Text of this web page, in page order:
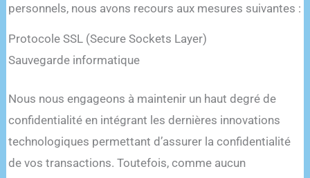
personnels, nous avons recours aux mesures suivantes :
Protocole SSL (Secure Sockets Layer)
Sauvegarde informatique
Nous nous engageons à maintenir un haut degré de
confidentialité en intégrant les dernières innovations
technologiques permettant d’assurer la confidentialité
de vos transactions. Toutefois, comme aucun